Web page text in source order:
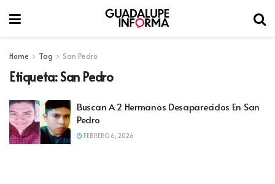
Home Tag San Pedro
Etiqueta:San Pedro
Buscan A 2 Hermanos Desaparecidos En San
Pedro
FEBRERO 6, 2026